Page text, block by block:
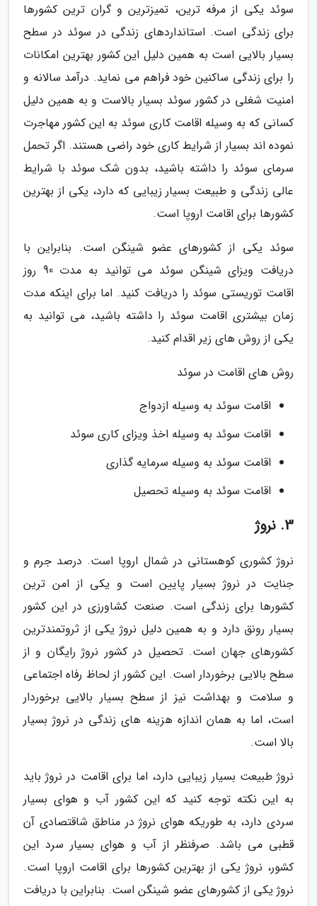
سوئد یکی از مرفه ترین، تمیزترین و گران ترین کشورها
برای زندگی است. استانداردهای زندگی در سوئد در سطح
بسیار بالایی است به همین دلیل این کشور بهترین امکانات
را برای زندگی ساکنین خود فراهم می نماید. درآمد سالانه و
امنیت شغلی در کشور سوئد بسیار بالاست و به همین دلیل
کسانی که به وسیله اقامت کاری سوئد به این کشور مهاجرت
نموده اند بسیار از شرایط کاری خود راضی هستند. اگر تحمل
سرمای سوئد را داشته باشید، بدون شک سوئد با شرایط
عالی زندگی و طبیعت بسیار زیبایی که دارد، یکی از بهترین
کشورها برای اقامت اروپا است.
سوئد یکی از کشورهای عضو شینگن است. بنابراین با
دریافت ویزای شینگن سوئد می توانید به مدت 90 روز
اقامت توریستی سوئد را دریافت کنید. اما برای اینکه مدت
زمان بیشتری اقامت سوئد را داشته باشید، می توانید به
یکی از روش های زیر اقدام کنید.
روش های اقامت در سوئد
اقامت سوئد به وسیله ازدواج
اقامت سوئد به وسیله اخذ ویزای کاری سوئد
اقامت سوئد به وسیله سرمایه گذاری
اقامت سوئد به وسیله تحصیل
3. نروژ
نروژ کشوری کوهستانی در شمال اروپا است. درصد جرم و
جنایت در نروژ بسیار پایین است و یکی از امن ترین
کشورها برای زندگی است. صنعت کشاورزی در این کشور
بسیار رونق دارد و به همین دلیل نروژ یکی از ثروتمندترین
کشورهای جهان است. تحصیل در کشور نروژ رایگان و از
سطح بالایی برخوردار است. این کشور از لحاظ رفاه اجتماعی
و سلامت و بهداشت نیز از سطح بسیار بالایی برخوردار
است، اما به همان اندازه هزینه های زندگی در نروژ بسیار
بالا است.
نروژ طبیعت بسیار زیبایی دارد، اما برای اقامت در نروژ باید
به این نکته توجه کنید که این کشور آب و هوای بسیار
سردی دارد، به طوریکه هوای نروژ در مناطق شاقتصادی آن
قطبی می باشد. صرفنظر از آب و هوای بسیار سرد این
کشور، نروژ یکی از بهترین کشورها برای اقامت اروپا است.
نروژ یکی از کشورهای عضو شینگن است. بنابراین با دریافت